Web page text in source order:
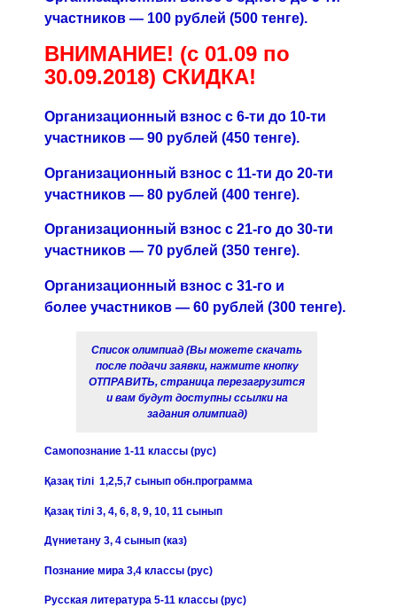
участников — 100 рублей (500 тенге).
ВНИМАНИЕ! (с 01.09 по
30.09.2018) СКИДКА!
Организационный взнос с 6-ти до 10-ти
участников — 90 рублей (450 тенге).
Организационный взнос с 11-ти до 20-ти
участников — 80 рублей (400 тенге).
Организационный взнос с 21-го до 30-ти
участников — 70 рублей (350 тенге).
Организационный взнос с 31-го и
более участников — 60 рублей (300 тенге).
Список олимпиад (Вы можете скачать
после подачи заявки, нажмите кнопку
ОТПРАВИТЬ, страница перезагрузится
и вам будут доступны ссылки на
задания олимпиад)
Самопознание 1-11 классы (рус)
Қазақ тілі 1,2,5,7 сынып обн.программа
Қазақ тілі 3, 4, 6, 8, 9, 10, 11 сынып
Дүниетану 3, 4 сынып (каз)
Познание мира 3,4 классы (рус)
Русская литература 5-11 классы (рус)